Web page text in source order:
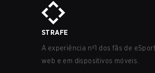
STRAFE
A experiência nº1 dos fãs de
web e em dispositivos móveis.